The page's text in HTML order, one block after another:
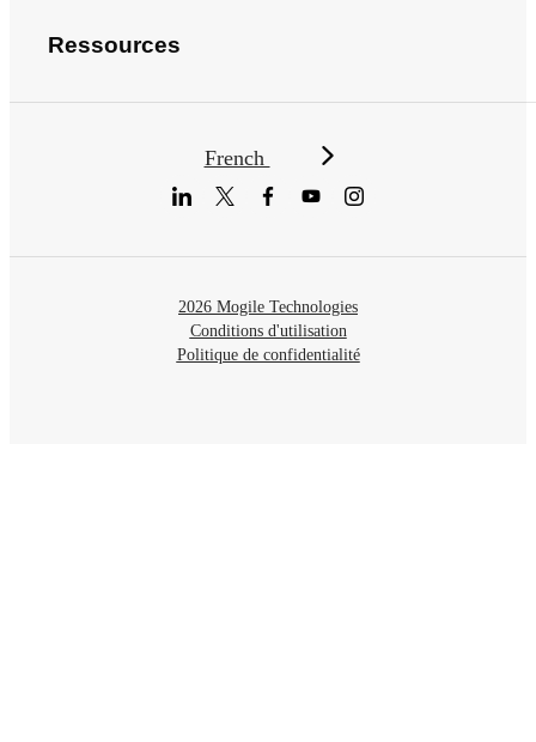
Ressources
French
2026 Mogile Technologies
Conditions d'utilisation
Politique de confidentialité